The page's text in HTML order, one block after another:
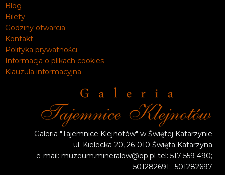
Blog
Bilety
Godziny otwarcia
Kontakt
Polityka prywatności
Informacja o plikach cookies
Klauzula informacyjna
Galeria "Tajemnice Klejnotów" w Świętej Katarzynie
ul. Kielecka 20, 26-010 Święta Katarzyna
e-mail: muzeum.mineralow@op.pl tel: 517 559 490;
501282691; 501282697